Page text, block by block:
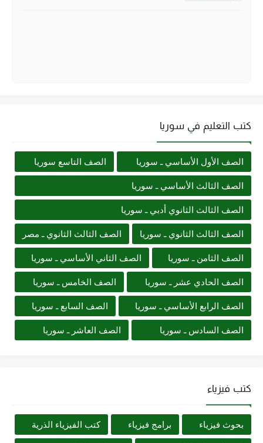
كتب التعليم في سوريا
الصف الأول الأساسي ـ سوريا الصف التاسع سوريا
الصف الثالث الأساسي ـ سوريا
الصف الثالث الثانوي أدبي ـ سوريا
الصف الثالث الثانوي ـ سوريا الصف الثالث الثانوي ـ مصر
الصف الثامن ـ سوريا الصف الثاني الأساسي ـ سوريا
الصف الحادي عشر ـ سوريا الصف الخامس ـ سوريا
الصف الرابع الأساسي ـ سوريا الصف السابع ـ سوريا
الصف السادس ـ سوريا الصف العاشر ـ سوريا
كتب فيزياء
بحوث فيزياء برامج فيزياء كتب الفيزياء الذرية